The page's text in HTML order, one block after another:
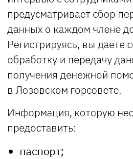
предусматривает сбор
данных о каждом члене
Регистрируясь, вы даете
обработку и передачу
получения денежной
в Лозовском горсовете.
Информация, которую
предоставить:
паспорт;